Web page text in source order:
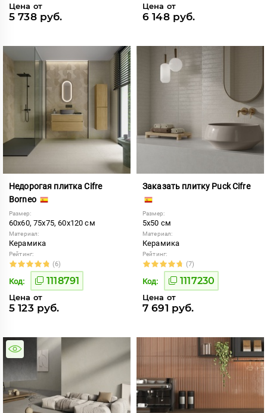
Цена от
5 738 руб.
Цена от
6 148 руб.
Недорогая плитка Cifre
Borneo
Размер:
60x60, 75x75, 60x120 см
Материал:
Керамика
Рейтинг:
(6)
Код: 1118791
Цена от
5 123 руб.
Заказать плитку Puck Cifre
Размер:
5x50 см
Материал:
Керамика
Рейтинг:
(7)
Код: 1117230
Цена от
7 691 руб.